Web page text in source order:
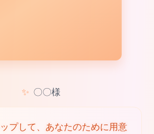
✨ 〇〇様
プして、あなたのために用意